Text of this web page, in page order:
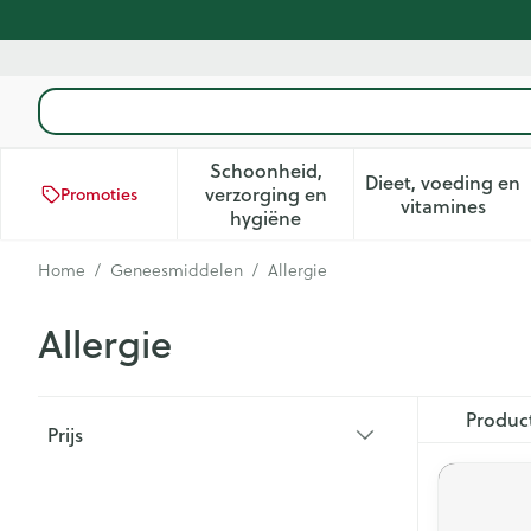
Product, merk, categorie...
Promoties
Schoonheid,
verzorging en
hygiëneToon submenu voor
Dieet, voeding en
vitamines
Toon
Home / Geneesmiddelen / Allergie
Allergie
Prijs